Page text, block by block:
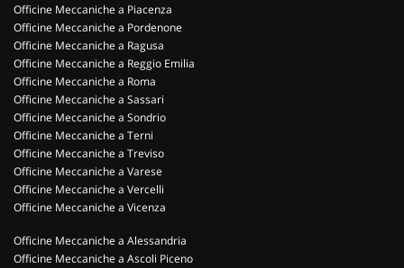
Officine Meccaniche a Piacenza
Officine Meccaniche a Pordenone
Officine Meccaniche a Ragusa
Officine Meccaniche a Reggio Emilia
Officine Meccaniche a Roma
Officine Meccaniche a Sassari
Officine Meccaniche a Sondrio
Officine Meccaniche a Terni
Officine Meccaniche a Treviso
Officine Meccaniche a Varese
Officine Meccaniche a Vercelli
Officine Meccaniche a Vicenza
Officine Meccaniche a Alessandria
Officine Meccaniche a Ascoli Piceno